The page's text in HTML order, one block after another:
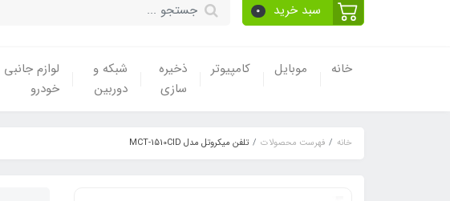
سبد خرید 0
خانه موبایل کامپیوتر
ذخیره
سازی
شبکه و
دوربین
لوازم جانبی
خودرو
خانه فهرست محصولات تلفن میکروتل مدل MCT-1510CID